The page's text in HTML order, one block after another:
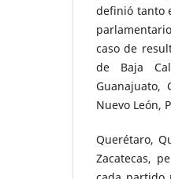
definió tanto
caso de
de Baja
Guanajuato,
Nuevo León,
Querétaro,
Zacatecas,